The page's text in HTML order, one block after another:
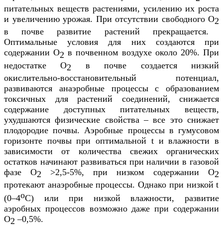
питательных веществ растениями, усилению их роста
и увеличению урожая. При отсутствии свободного О2
в почве развитие растений прекращается.
Оптимальные условия для них создаются при
содержании О2 в почвенном воздухе около 20%. При
недостатке О2 в почве создается низкий
окислительно-восстановительный потенциал,
развиваются анаэробные процессы с образованием
токсичных для растений соединений, снижается
содержание доступных питательных веществ,
ухудшаются физические свойства – все это снижает
плодородие почвы. Аэробные процессы в гумусовом
горизонте почвы при оптимальной t и влажности в
зависимости от количества свежих органических
остатков начинают развиваться при наличии в газовой
фазе О2 >2,5-5%, при низком содержании О2
протекают анаэробные процессы. Однако при низкой t
(0–4оС) или при низкой влажности, развитие
аэробных процессов возможно даже при содержании
О2 –0,5%.